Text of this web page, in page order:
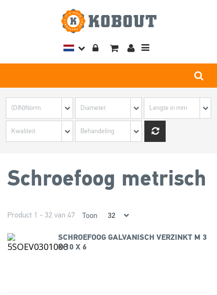
Toggle
Schroefoog metrisch
Product 1 - 32 van 47 Toon
SCHROEFOOG GALVANISCH VERZINKT M 3
X 10 X 6